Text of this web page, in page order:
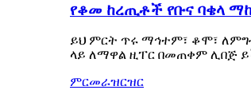
የቆመ ከረጢቶች የቡና ባቄላ
ይህ ምርት ጥሩ ማኅተም፣ ቆሞ፣
ላይ ለማዋል ዚፐር በመጠቀም ሊበጅ
ምርመራዝርዝር